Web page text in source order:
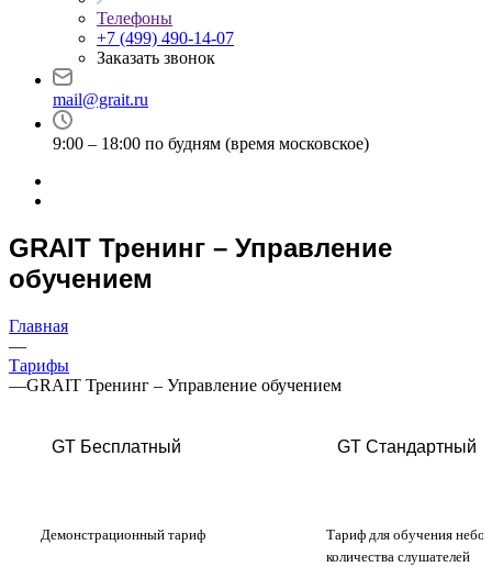
Телефоны
+7 (499) 490-14-07
Заказать звонок
mail@grait.ru
9:00 – 18:00 по будням (время московское)
GRAIT Тренинг – Управление
обучением
Главная
—
Тарифы
—GRAIT Тренинг – Управление обучением
GT Бесплатный
Демонстрационный тариф
GT Стандартный
Тариф для обучения
количества слушателей